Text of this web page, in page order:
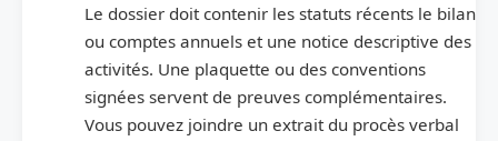
Le dossier doit contenir les statuts récents le bilan
ou comptes annuels et une notice descriptive des
activités. Une plaquette ou des conventions
signées servent de preuves complémentaires.
Vous pouvez joindre un extrait du procès verbal